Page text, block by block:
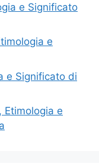
e Significato
e
e Significato di
Etimologia e